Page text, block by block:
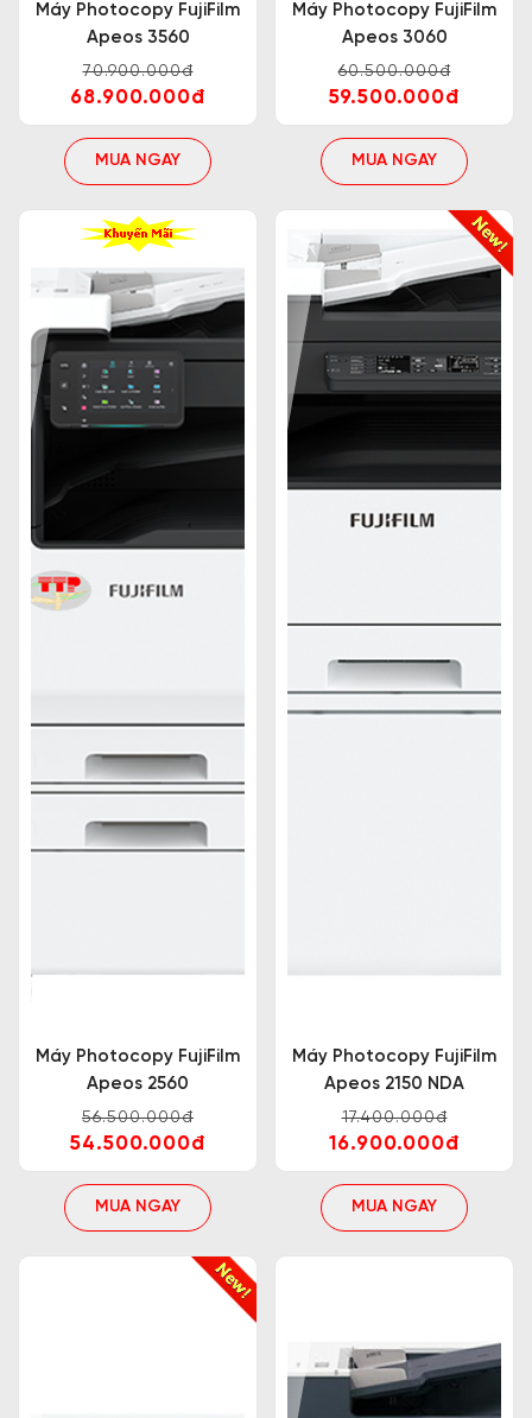
Máy Photocopy FujiFilm
Apeos 3560
70.900.000đ
68.900.000đ
MUA NGAY
Máy Photocopy FujiFilm
Apeos 3060
60.500.000đ
59.500.000đ
MUA NGAY
Máy Photocopy FujiFilm
Apeos 2560
56.500.000đ
54.500.000đ
MUA NGAY
Máy Photocopy FujiFilm
Apeos 2150 NDA
17.400.000đ
16.900.000đ
MUA NGAY